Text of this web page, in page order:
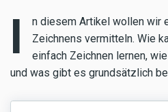
I
n diesem Artikel wollen wir
Zeichnens vermitteln. Wie
einfach Zeichnen lernen,
und was gibt es grundsätzlich